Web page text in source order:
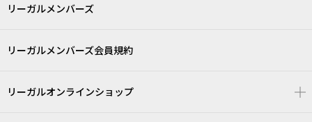
リーガルメンバーズ
リーガルメンバーズ会員規約
リーガルオンラインショップ